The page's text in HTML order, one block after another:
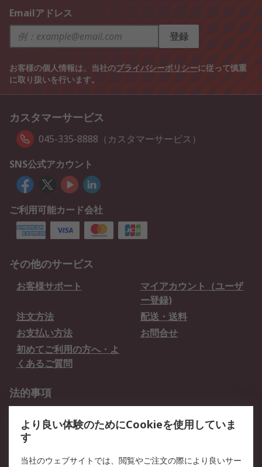
Emailアドレス
登録
お客様の個人情報は、当社のプライバシーポリシーに従って慎重
に取り扱いを行います。
カスタマーサービス
045-335-8888（カスタマーサービス）
SNS公式アカウント
ご利用可能カード会社
その他のサービス
お客様サポート
マイアカウント（ユーザ
ー登録)
注文方法
配送・送料
お支払い方法
お問合せ
初めてご利用の方へ・よ
くあるご質問
法的事項
クッキーポリシー
RSについて
より良い体験のためにCookieを使用していま
す
当社のウェブサイトでは、閲覧やご注文の際により良いサー